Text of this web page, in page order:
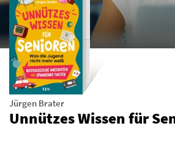
Jürgen Brater
Unnützes Wissen für